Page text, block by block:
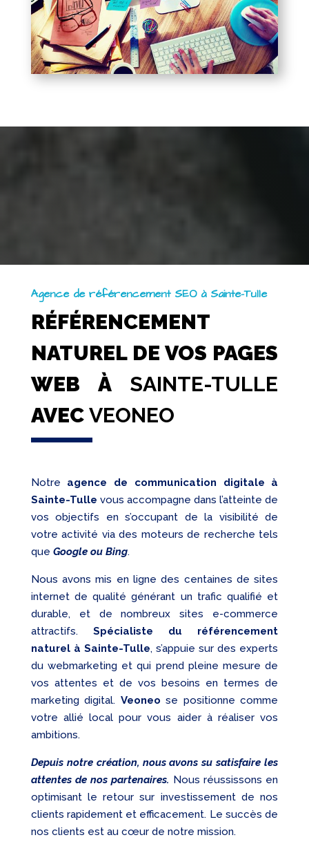
Agence de référencement SEO à Sainte-Tulle
RÉFÉRENCEMENT
NATUREL DE VOS PAGES
WEB À SAINTE-TULLE
AVEC VEONEO
Notre agence de communication digitale à
Sainte-Tulle vous accompagne dans l’atteinte de
vos objectifs en s’occupant de la visibilité de
votre activité via des moteurs de recherche tels
que Google ou Bing.
Nous avons mis en ligne des centaines de sites
internet de qualité générant un trafic qualifié et
durable, et de nombreux sites e-commerce
attractifs. Spécialiste du référencement
naturel à Sainte-Tulle, s’appuie sur des experts
du webmarketing et qui prend pleine mesure de
vos attentes et de vos besoins en termes de
marketing digital. Veoneo se positionne comme
votre allié local pour vous aider à réaliser vos
ambitions.
Depuis notre création, nous avons su satisfaire les
attentes de nos partenaires. Nous réussissons en
optimisant le retour sur investissement de nos
clients rapidement et efficacement. Le succès de
nos clients est au cœur de notre mission.